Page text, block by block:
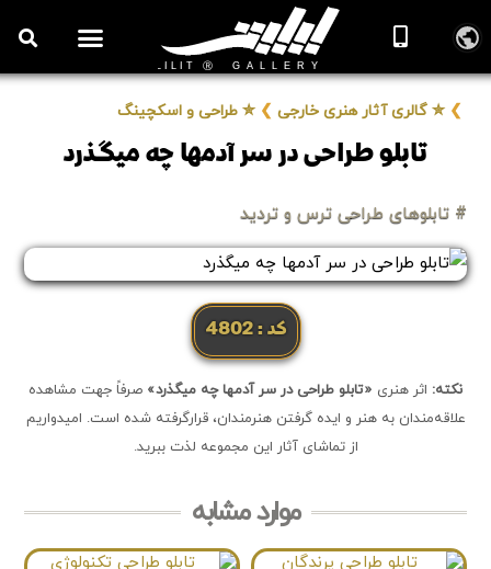
❯ ✮ گالری آثار هنری خارجی ❯ ✮ طراحی و اسکچینگ
تابلو طراحی در سر آدمها چه میگذرد
# تابلوهای طراحی ترس و تردید
کد: 4802
نکته: اثر هنری «تابلو طراحی در سر آدمها چه میگذرد» صرفاً جهت مشاهده
علاقه‌مندان به هنر و ایده گرفتن هنرمندان، قرارگرفته شده است. امیدواریم
از تماشای آثار این مجموعه لذت ببرید.
موارد مشابه